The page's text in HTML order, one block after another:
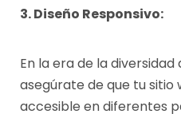
3. Diseño Responsivo:
En la era de la diversidad
asegúrate de que tu
accesible en diferentes